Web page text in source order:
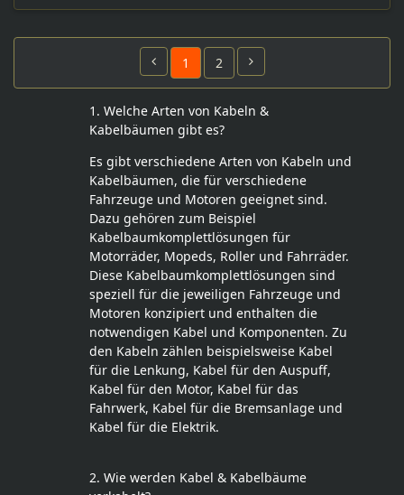
1 2
1. Welche Arten von Kabeln &
Kabelbäumen gibt es?
Es gibt verschiedene Arten von Kabeln und
Kabelbäumen, die für verschiedene
Fahrzeuge und Motoren geeignet sind.
Dazu gehören zum Beispiel
Kabelbaumkomplettlösungen für
Motorräder, Mopeds, Roller und Fahrräder.
Diese Kabelbaumkomplettlösungen sind
speziell für die jeweiligen Fahrzeuge und
Motoren konzipiert und enthalten die
notwendigen Kabel und Komponenten. Zu
den Kabeln zählen beispielsweise Kabel
für die Lenkung, Kabel für den Auspuff,
Kabel für den Motor, Kabel für das
Fahrwerk, Kabel für die Bremsanlage und
Kabel für die Elektrik.
2. Wie werden Kabel & Kabelbäume